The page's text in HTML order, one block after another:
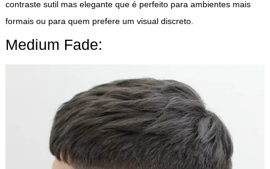
contraste sutil mas elegante que é perfeito para ambientes mais
formais ou para quem prefere um visual discreto.
Medium Fade: